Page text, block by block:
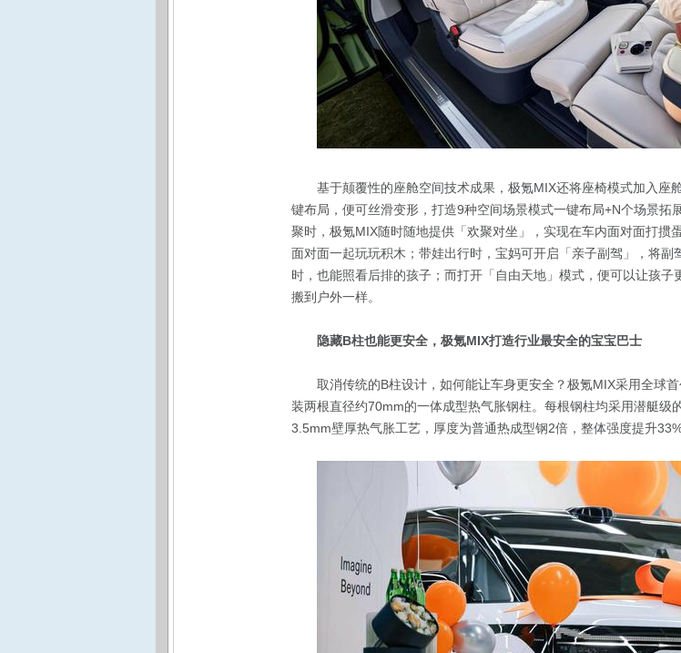
基于颠覆性的座舱空间技术成果，极氪MIX还将座椅模式加入座
键布局，便可丝滑变形，打造9种空间场景模式一键布局+N个场景拓
聚时，极氪MIX随时随地提供「欢聚对坐」，实现在车内面对面打掼
面对面一起玩玩积木；带娃出行时，宝妈可开启「亲子副驾」，将副
时，也能照看后排的孩子；而打开「自由天地」模式，便可以让孩
搬到户外一样。
隐藏B柱也能更安全，极氪MIX打造行业最安全的宝宝巴士
取消传统的B柱设计，如何能让车身更安全？极氪MIX采用全球
装两根直径约70mm的一体成型热气胀钢柱。每根钢柱均采用潜艇级
3.5mm壁厚热气胀工艺，厚度为普通热成型钢2倍，整体强度提升